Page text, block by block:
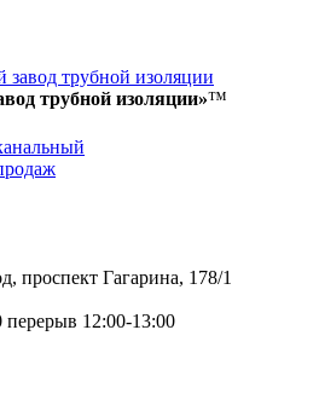
трубной изоляции»™
проспект Гагарина, 178/1
12:00-13:00